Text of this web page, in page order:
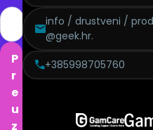
P
r
e
u
z
info / drustveni /
@geek.hr.
+385998705760